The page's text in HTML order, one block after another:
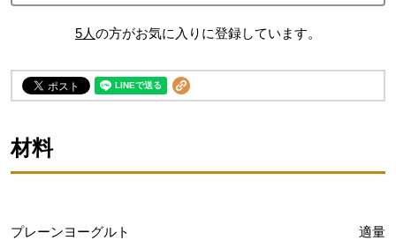
5人の方がお気に入りに登録しています。
材料
プレーンヨーグルト 適量